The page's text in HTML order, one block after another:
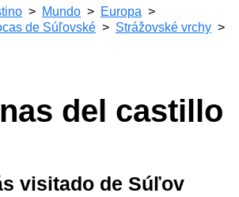
Mundo
Europa
de Súľovské Strážovské vrchy
del castillo
visitado de Súľov